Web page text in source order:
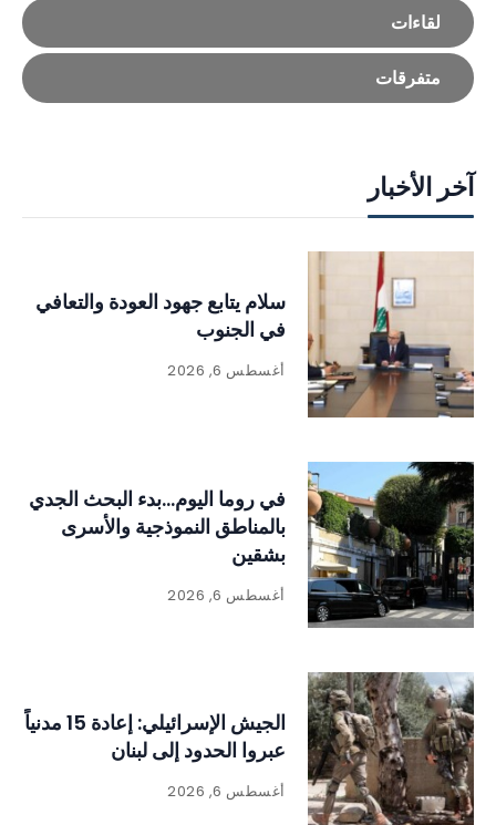
لقاءات
متفرقات
آخر الأخبار
سلام يتابع جهود العودة والتعافي
في الجنوب
أغسطس 6, 2026
في روما اليوم…بدء البحث الجدي
بالمناطق النموذجية والأسرى
بشقين
أغسطس 6, 2026
الجيش الإسرائيلي: إعادة 15 مدنياً
عبروا الحدود إلى لبنان
أغسطس 6, 2026